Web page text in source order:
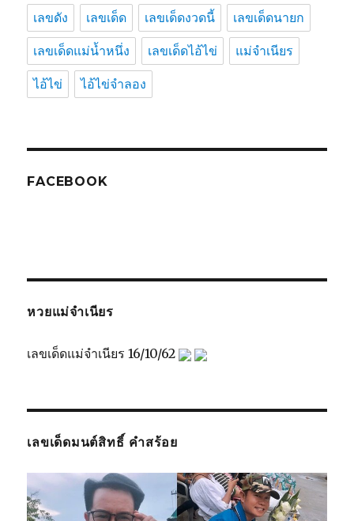
เลขดัง เลขเด็ด เลขเด็ดงวดนี้ เลขเด็ดนายก
เลขเด็ดแม่น้ำหนึ่ง เลขเด็ดไอ้ไข่ แม่จำเนียร
ไอ้ไข่ ไอ้ไข่จำลอง
FACEBOOK
หวยแม่จำเนียร
เลขเด็ดแม่จำเนียร 16/10/62
เลขเด็ดมนต์สิทธิ์ คำสร้อย